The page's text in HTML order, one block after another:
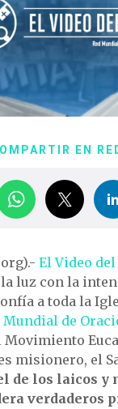
EN
El Video del
la luz con la
a toda la
Mundial de
Movimiento
misionero, el
de los laicos y
verdaderos